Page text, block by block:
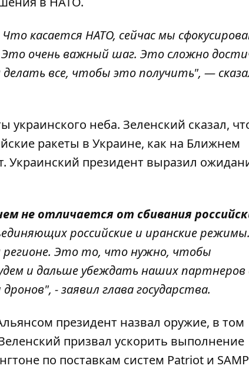
касается НАТО, сейчас мы
очень важный шаг. Это сложно
все, чтобы это получить", —
неба. Зеленский сказал,
ракеты в Украине, как на Ближнем
Украинский президент выразил
не отличается от сбивания
российские и иранские режимы.
Это то, что нужно, чтобы
и дальше убеждать наших партнеров
- заявил глава государства.
президент назвал оружие, в том
призвал ускорить выполнение
по поставкам систем Patriot и